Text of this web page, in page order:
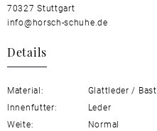
70327 Stuttgart
info@horsch-schuhe.de
Details
Material:
Glattleder / Bast
Innenfutter:
Leder
Weite:
Normal